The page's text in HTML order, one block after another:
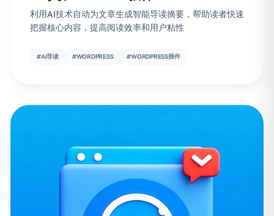
利用AI技术自动为文章生成智能导读摘要，帮助读者快速
把握核心内容，提高阅读效率和用户粘性
#AI导读 #WORDPRESS #WORDPRESS插件